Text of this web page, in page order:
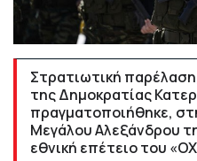
Στρατιωτική
της Δημοκρατίας
πραγματοποιήθηκε,
Μεγάλου Αλεξάνδρου
εθνική επέτειο του